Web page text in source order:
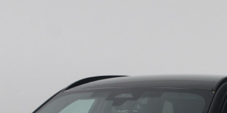
Wilt u deze auto bekijken en er eventueel mee rijden?
zetten.